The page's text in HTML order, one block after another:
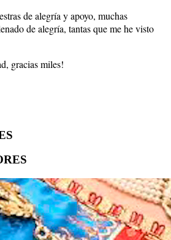
de alegría y apoyo, muchas
de alegría, tantas que me he visto
gracias miles!